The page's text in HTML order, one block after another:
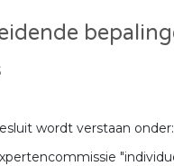
wordt verstaan onder: